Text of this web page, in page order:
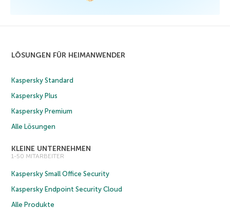
LÖSUNGEN FÜR HEIMANWENDER
Kaspersky Standard
Kaspersky Plus
Kaspersky Premium
Alle Lösungen
KLEINE UNTERNEHMEN
1-50 MITARBEITER
Kaspersky Small Office Security
Kaspersky Endpoint Security Cloud
Alle Produkte